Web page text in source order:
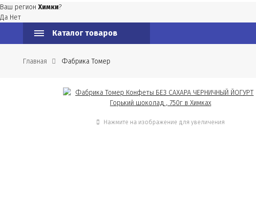
Ваш регион Химки?
Да Нет
Каталог товаров
Главная Фабрика Томер
Нажмите на изображение для увеличения